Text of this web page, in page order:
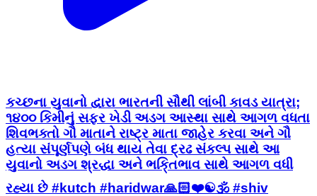
કચ્છના યુવાનો દ્વારા ભારતની સૌથી લાંબી કાવડ યાત્રા;
૧૪૦૦ કિમીનું સફર ખેડી અડગ આસ્થા સાથે આગળ વધતા
શિવભક્તો ગૌ માતાને રાષ્ટ્ર માતા જાહેર કરવા અને ગૌ
હત્યા સંપૂર્ણપણે બંધ થાય તેવા દ્રઢ સંકલ્પ સાથે આ
યુવાનો અડગ શ્રદ્ધા અને ભકિ્તભાવ સાથે આગળ વધી
રહ્યા છે #kutch #haridwar🙏🏻❤️☯🕉 #shiv